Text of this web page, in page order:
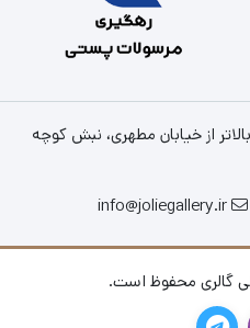
از خیابان مطهری، نبش کوچه
info@joliegallery.ir
گالری محفوظ است.